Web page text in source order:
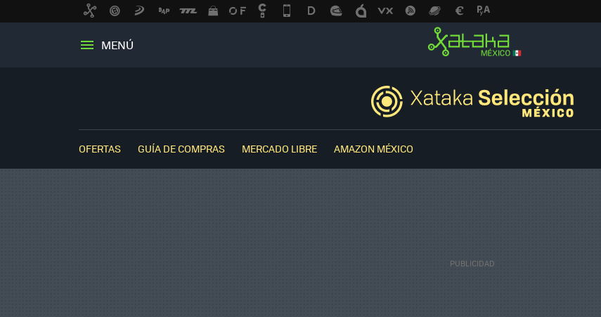
MENÚ
OFERTAS GUÍA DE COMPRAS MERCADO LIBRE AMAZON MÉXICO